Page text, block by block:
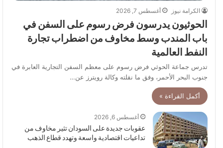
الكرامة نيوز أغسطس 7, 2026
الحوثيون يدرسون فرض رسوم على السفن في
باب المندب وسط مخاوف من اضطراب تجارة
النفط العالمية
تدرس جماعة الحوثي فرض رسوم على معظم السفن التجارية العابرة في
جنوب البحر الأحمر، وفق ما نقلته وكالة رويترز عن…
أكمل القراءة »
أغسطس 6, 2026
عقوبات جديدة على السودان تثير مخاوف من
تداعيات اقتصادية واسعة وتهدد قطاع الذهب